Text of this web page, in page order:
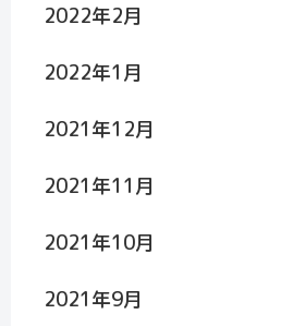
2022年2月
2022年1月
2021年12月
2021年11月
2021年10月
2021年9月